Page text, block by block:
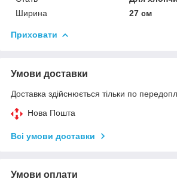
Ширина
27 см
Приховати
Умови доставки
Доставка здійснюється тільки по
Нова Пошта
Всі умови доставки
Умови оплати